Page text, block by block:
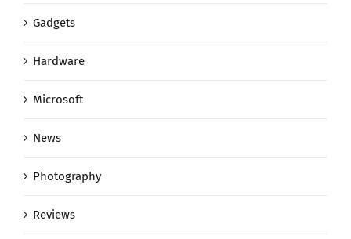
Gadgets
Hardware
Microsoft
News
Photography
Reviews